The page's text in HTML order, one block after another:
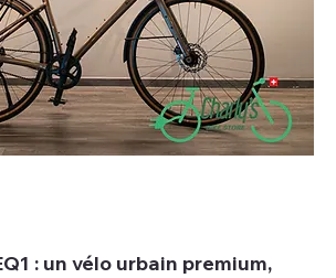
: un vélo urbain premium,